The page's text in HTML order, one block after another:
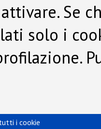
Se
solo i
i cookie